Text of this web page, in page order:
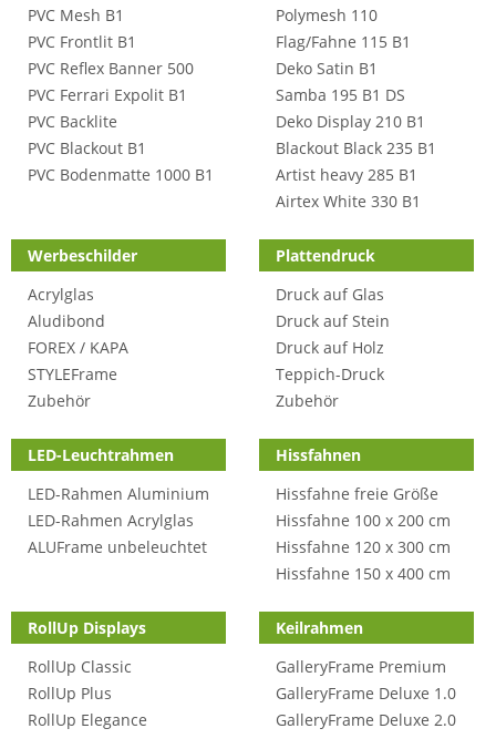
PVC Mesh B1
PVC Frontlit B1
PVC Reflex Banner 500
PVC Ferrari Expolit B1
PVC Backlite
PVC Blackout B1
PVC Bodenmatte 1000 B1
Polymesh 110
Flag/Fahne 115 B1
Deko Satin B1
Samba 195 B1 DS
Deko Display 210 B1
Blackout Black 235 B1
Artist heavy 285 B1
Airtex White 330 B1
Werbeschilder
Acrylglas
Aludibond
FOREX / KAPA
STYLEFrame
Zubehör
Plattendruck
Druck auf Glas
Druck auf Stein
Druck auf Holz
Teppich-Druck
Zubehör
LED-Leuchtrahmen
LED-Rahmen Aluminium
LED-Rahmen Acrylglas
ALUFrame unbeleuchtet
Hissfahnen
Hissfahne freie Größe
Hissfahne 100 x 200 cm
Hissfahne 120 x 300 cm
Hissfahne 150 x 400 cm
RollUp Displays
RollUp Classic
RollUp Plus
RollUp Elegance
Keilrahmen
GalleryFrame Premium
GalleryFrame Deluxe 1.0
GalleryFrame Deluxe 2.0